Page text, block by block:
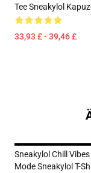
Tee Sneakylol
33,93 £ - 39,46 £
Sneakylol Chill
Mode Sneakylol T-